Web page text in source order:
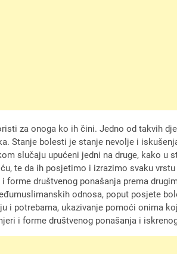
za onoga ko ih čini. Jedno od takvih
Stanje bolesti je stanje nevolje i
slučaju upućeni jedni na druge, kako u
te da ih posjetimo i izrazimo svaku
društvenog ponašanja prema
odnosa, poput posjete
i potrebama, ukazivanje pomoći onima
i forme društvenog ponašanja i